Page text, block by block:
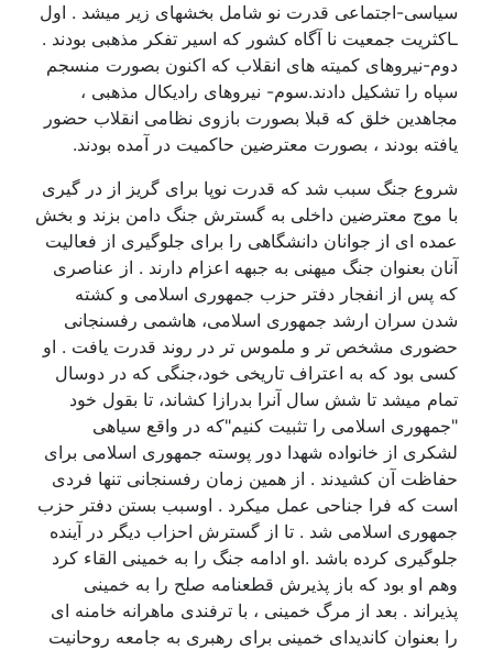
سیاسی-اجتماعی قدرت نو شامل بخشهای زیر میشد . اول
ـاکثریت جمعیت نا آگاه کشور که اسیر تفکر مذهبی بودند .
دوم-نیروهای کمیته های انقلاب که اکنون بصورت منسجم
سپاه را تشکیل دادند.سوم- نیروهای رادیکال مذهبی ،
مجاهدین خلق که قبلا بصورت بازوی نظامی انقلاب حضور
یافته بودند ، بصورت معترضین حاکمیت در آمده بودند.
شروع جنگ سبب شد که قدرت نوپا برای گریز از در گیری
با موج معترضین داخلی به گسترش جنگ دامن بزند و بخش
عمده ای از جوانان دانشگاهی را برای جلوگیری از فعالیت
آنان بعنوان جنگ میهنی به جبهه اعزام دارند . از عناصری
که پس از انفجار دفتر حزب جمهوری اسلامی و کشته
شدن سران ارشد جمهوری اسلامی، هاشمی رفسنجانی
حضوری مشخص تر و ملموس تر در روند قدرت یافت . او
کسی بود که به اعتراف تاریخی خود،جنگی که در دوسال
تمام میشد تا شش سال آنرا بدرازا کشاند، تا بقول خود
"جمهوری اسلامی را تثبیت کنیم"که در واقع سیاهی
لشکری از خانواده شهدا دور پوسته جمهوری اسلامی برای
حفاظت آن کشیدند . از همین زمان رفسنجانی تنها فردی
است که فرا جناحی عمل میکرد . اوسبب بستن دفتر حزب
جمهوری اسلامی شد . تا از گسترش احزاب دیگر در آینده
جلوگیری کرده باشد .او ادامه جنگ را به خمینی القاء کرد
وهم او بود که باز پذیرش قطعنامه صلح را به خمینی
پذیراند . بعد از مرگ خمینی ، با ترفندی ماهرانه خامنه ای
را بعنوان کاندیدای خمینی برای رهبری به جامعه روحانیت